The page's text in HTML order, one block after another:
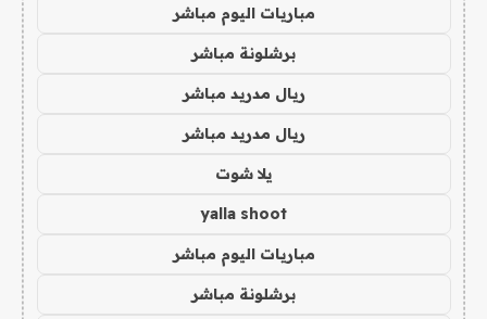
مباريات اليوم مباشر
برشلونة مباشر
ريال مدريد مباشر
ريال مدريد مباشر
يلا شوت
yalla shoot
مباريات اليوم مباشر
برشلونة مباشر